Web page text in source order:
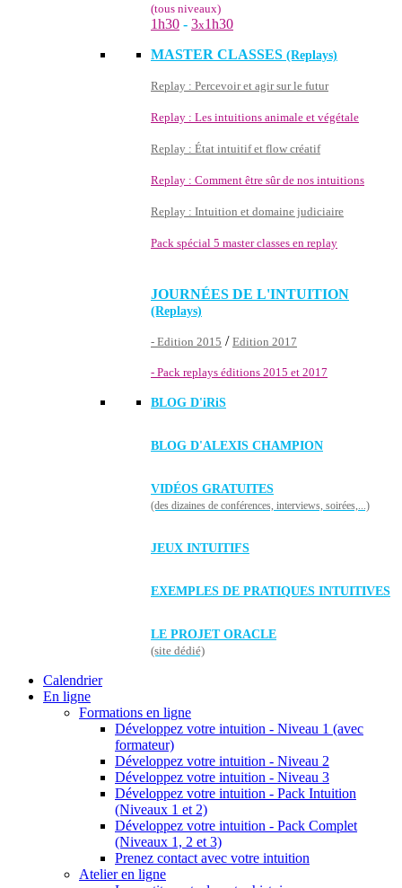
(tous niveaux)
1h30 - 3x1h30
MASTER CLASSES (Replays)
Replay : Percevoir et agir sur le futur
Replay : Les intuitions animale et végétale
Replay : État intuitif et flow créatif
Replay : Comment être sûr de nos intuitions
Replay : Intuition et domaine judiciaire
Pack spécial 5 master classes en replay
JOURNÉES DE L'INTUITION
(Replays)
- Edition 2015 / Edition 2017
- Pack replays éditions 2015 et 2017
BLOG D'iRiS
BLOG D'ALEXIS CHAMPION
VIDÉOS GRATUITES
(des dizaines de conférences, interviews, soirées,...)
JEUX INTUITIFS
EXEMPLES DE PRATIQUES INTUITIVES
LE PROJET ORACLE
(site dédié)
Calendrier
En ligne
Formations en ligne
Développez votre intuition - Niveau 1 (avec
formateur)
Développez votre intuition - Niveau 2
Développez votre intuition - Niveau 3
Développez votre intuition - Pack Intuition
(Niveaux 1 et 2)
Développez votre intuition - Pack Complet
(Niveaux 1, 2 et 3)
Prenez contact avec votre intuition
Atelier en ligne